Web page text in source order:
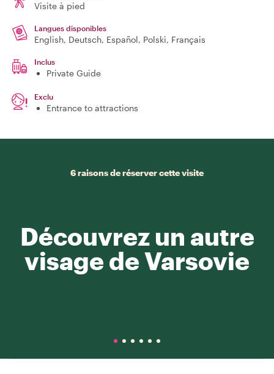
Visite à pied
Langues disponibles
English, Deutsch, Español, Polski, Français
Inclus
Private Guide
Exclu
Entrance to attractions
6 raisons de réserver cette visite
Découvrez un autre
visage de Varsovie